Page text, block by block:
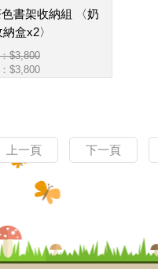
書架收納組 〈奶
盒x2〉
$3,800
$3,800
上一頁 下一頁